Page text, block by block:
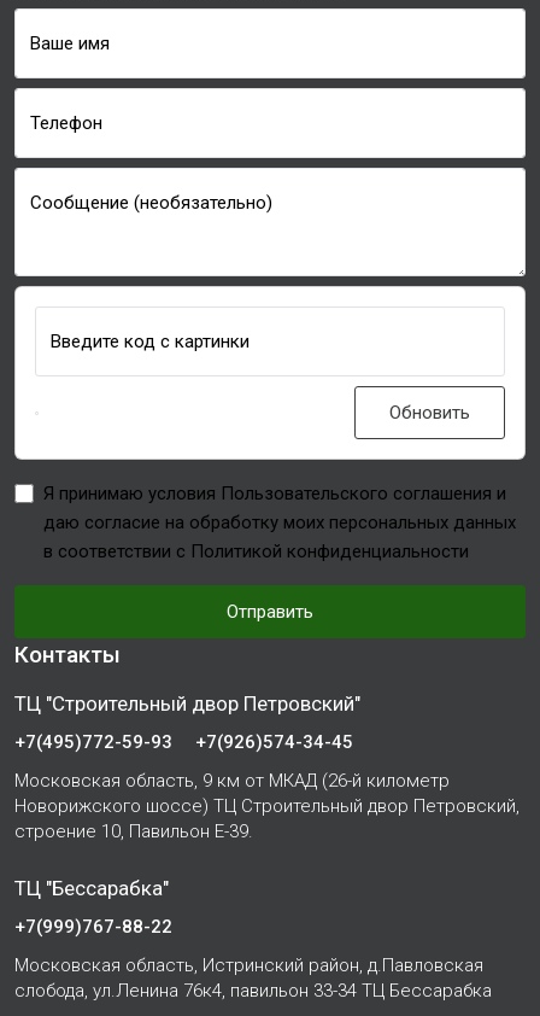
Ваше имя
Телефон
Сообщение (необязательно)
Введите код с картинки
Обновить
Я принимаю условия Пользовательского соглашения и
даю согласие на обработку моих персональных данных
в соответствии с Политикой конфиденциальности
Отправить
Контакты
ТЦ "Строительный двор Петровский"
+7(495)772-59-93
+7(926)574-34-45
Московская область, 9 км от МКАД (26-й километр
Новорижского шоссе) ТЦ Строительный двор Петровский,
строение 10, Павильон Е-39.
ТЦ "Бессарабка"
+7(999)767-88-22
Московская область, Истринский район, д.Павловская
слобода, ул.Ленина 76к4, павильон 33-34 ТЦ Бессарабка